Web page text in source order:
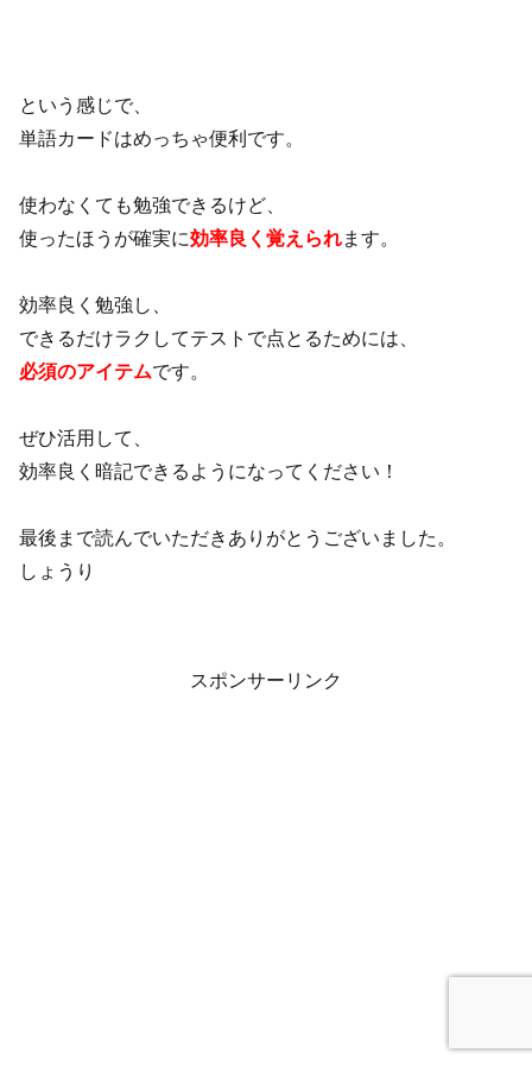
という感じで、
単語カードはめっちゃ便利です。
使わなくても勉強できるけど、
使ったほうが確実に効率良く覚えられます。
効率良く勉強し、
できるだけラクしてテストで点とるためには、
必須のアイテムです。
ぜひ活用して、
効率良く暗記できるようになってください！
最後まで読んでいただきありがとうございました。
しょうり
スポンサーリンク